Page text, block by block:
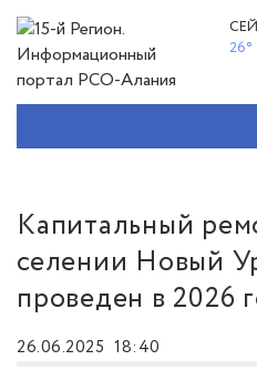
26°
Капитальный
селении Новый
проведен в 2026
26.06.2025 18:40